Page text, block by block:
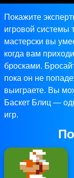
Покажите
игровой системы
мастерски вы
когда вам
бросками.
пока он не
выиграете. Вы
Баскет Блиц —
игр.